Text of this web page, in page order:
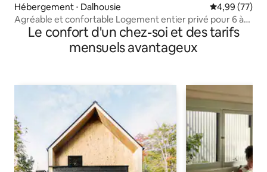
Hébergement ⋅ Dalhousie Évaluation
4,99 (77)
Agréable et confortable Logement entier privé pour 6 à
8 personnes
Le confort d'un chez-soi et des tarifs
mensuels avantageux